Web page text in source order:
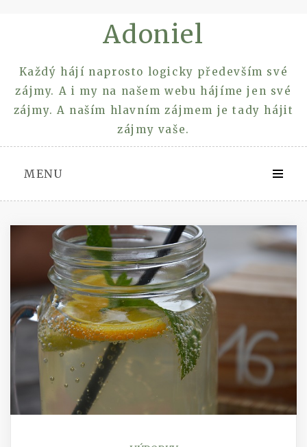
Adoniel
Každý hájí naprosto logicky především své
zájmy. A i my na našem webu hájíme jen své
zájmy. A naším hlavním zájmem je tady hájit
zájmy vaše.
MENU